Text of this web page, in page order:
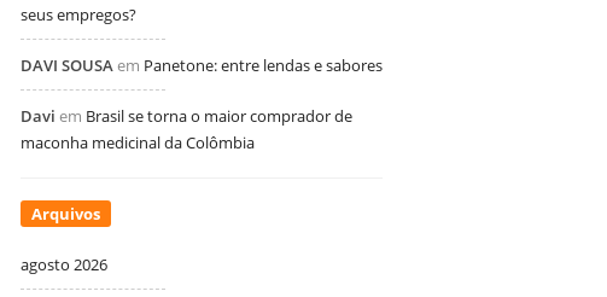
seus empregos?
DAVI SOUSAem Panetone: entre lendas e sabores
Davi em Brasil se torna o maior comprador de
maconha medicinal da Colômbia
Arquivos
agosto 2026